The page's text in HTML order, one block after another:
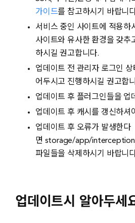
가이드를 참고하시기 바랍니
서비스 중인 사이트에 적용하
사이트와 유사한 환경을 갖추
하시길 권고합니다.
업데이트 전 관리자 로그인
어두시고 진행하시길 권고합
업데이트 후 플러그인들을 업
업데이트 후 캐시를 갱신하셔
업데이트 후 오류가 발생한다
면 storage/app/interception
파일들을 삭제하시기 바랍니
업데이트시 알아두세